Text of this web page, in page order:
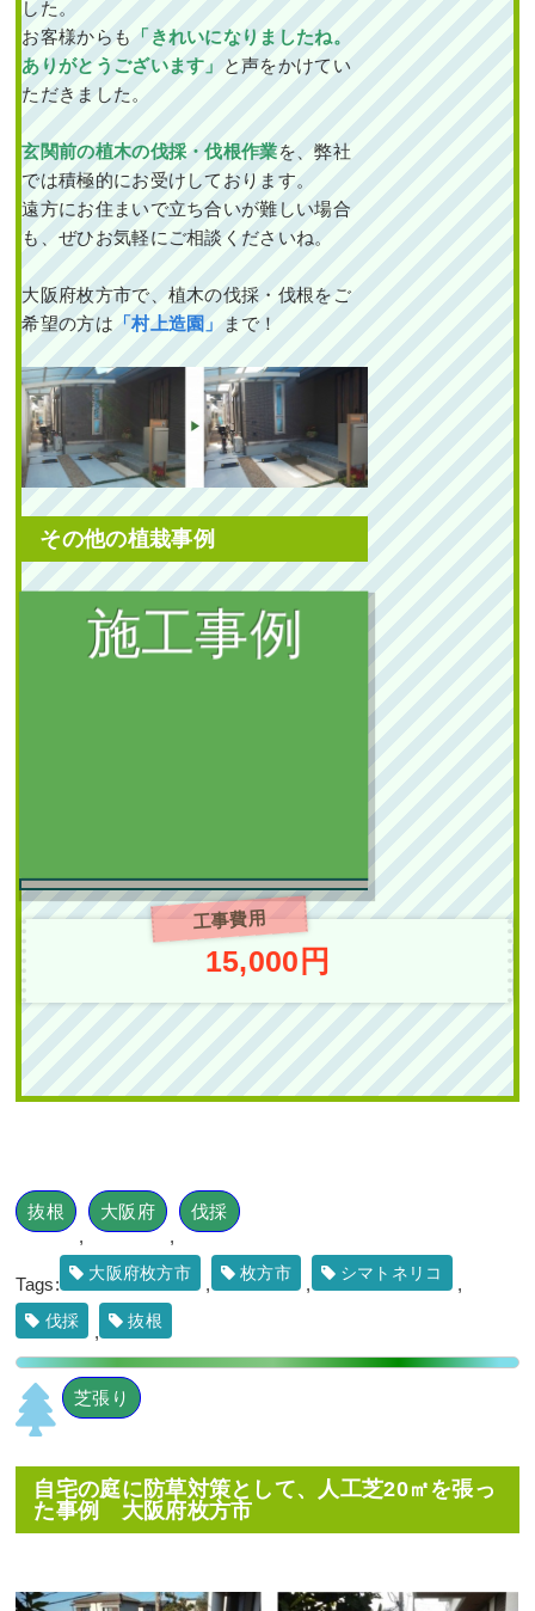
した。
お客様からも
「きれいになりましたね。
ありがとうございます」
と声をかけてい
ただきました。
玄関前の植木の伐採・伐根作業を、弊社
では積極的にお受けしております。
遠方にお住まいで立ち合いが難しい場合
も、ぜひお気軽にご相談くださいね。
大阪府枚方市で、植木の伐採・伐根をご
希望の方は 「村上造園」 まで！
その他の植栽事例
植栽
区K様
作業前 作業後 新築の植栽スペ
駐輪場の通り抜け防止の
ために「花壇作成」を2
ンション様
作業前 作業後 駐輪場の通り抜
続きを読む
工事費用
15,000円
抜根
,
大阪府
,
伐採
Tags:
大阪府枚方市
,
枚方市
,
シマトネリコ
,
伐採
,
抜根
芝張り
自宅の庭に防草対策として、人工芝20㎡を張っ
た事例 大阪府枚方市